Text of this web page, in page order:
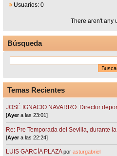
Usuarios: 0
There aren't any
Búsqueda
Temas Recientes
JOSÉ IGNACIO NAVARRO. Director
[Ayera las 23:01]
Re: Pre Temporada del Sevilla, durante
[Ayera las 22:24]
LUIS GARCÍA PLAZA porasturgabriel